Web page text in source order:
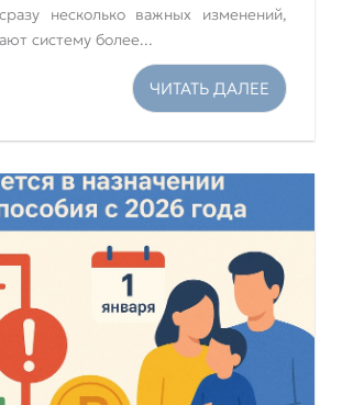
несколько важных изменений,
систему более...
ЧИТАТЬ ДАЛЕЕ